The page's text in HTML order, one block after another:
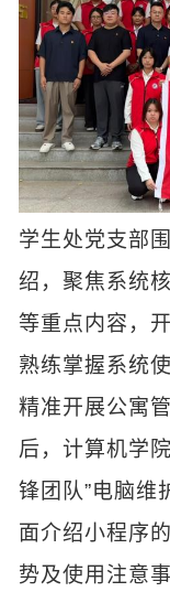
学生处党支部
绍，聚焦系统
等重点内容，
熟练掌握系统
精准开展公寓
后，计算机学
锋团队”电脑维
面介绍小程序
势及使用注意